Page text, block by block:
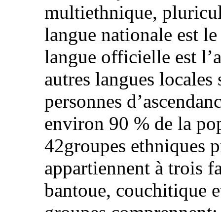
multiethnique,
langue nationale est
langue officielle est
autres langues locales
personnes
environ 90 % de la
42groupes ethniques
appartiennent à trois
bantoue, couchitique